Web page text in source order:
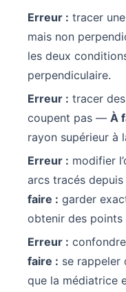
Erreur : tracer
mais non
les deux
perpendiculaire.
Erreur : tracer
coupent pas — À
rayon supérieur à
Erreur : modifier
arcs tracés
faire : garder
obtenir des points
Erreur :
faire : se rappeler
que la médiatrice